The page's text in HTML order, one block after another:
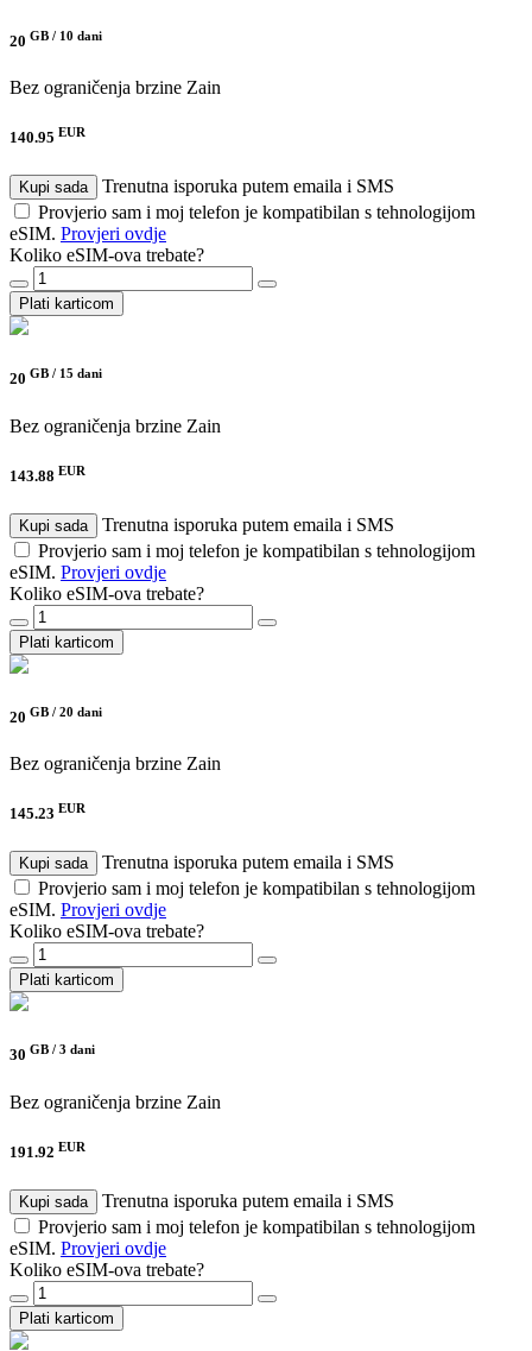
20 GB / 10 dani
Bez ograničenja brzine Zain
140.95 EUR
Kupi sada
Trenutna isporuka putem emaila i SMS
Provjerio sam i moj telefon je kompatibilan s tehnologijom
eSIM. Provjeri ovdje
Koliko eSIM-ova trebate?
Plati karticom
20 GB / 15 dani
Bez ograničenja brzine Zain
143.88 EUR
Kupi sada
Trenutna isporuka putem emaila i SMS
Provjerio sam i moj telefon je kompatibilan s tehnologijom
eSIM. Provjeri ovdje
Koliko eSIM-ova trebate?
Plati karticom
20 GB / 20 dani
Bez ograničenja brzine Zain
145.23 EUR
Kupi sada
Trenutna isporuka putem emaila i SMS
Provjerio sam i moj telefon je kompatibilan s tehnologijom
eSIM. Provjeri ovdje
Koliko eSIM-ova trebate?
Plati karticom
30 GB / 3 dani
Bez ograničenja brzine Zain
191.92 EUR
Kupi sada
Trenutna isporuka putem emaila i SMS
Provjerio sam i moj telefon je kompatibilan s tehnologijom
eSIM. Provjeri ovdje
Koliko eSIM-ova trebate?
Plati karticom